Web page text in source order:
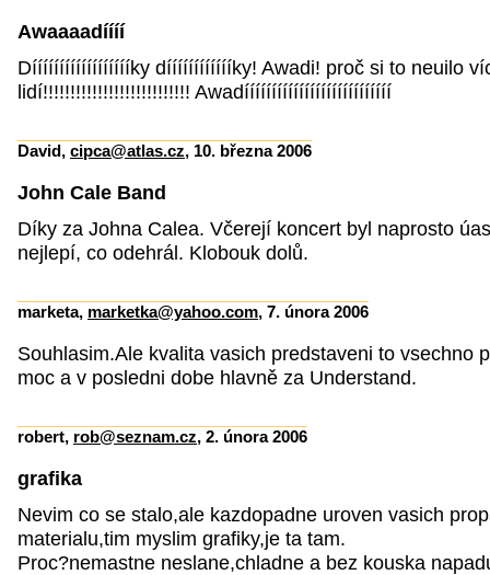
Awaaaadíííí
Dííííííííííííííííííky dííííííííííííky! Awadi! proč si to neuilo
lidí!!!!!!!!!!!!!!!!!!!!!!!!!!! Awadííííííííííííííííííííííííííí
David, cipca@atlas.cz, 10. března 2006
John Cale Band
Díky za Johna Calea. Včerejí koncert byl naprosto
nejlepí, co odehrál. Klobouk dolů.
marketa, marketka@yahoo.com, 7. února 2006
Souhlasim.Ale kvalita vasich predstaveni to vsechno
moc a v posledni dobe hlavně za Understand.
robert, rob@seznam.cz, 2. února 2006
grafika
Nevim co se stalo,ale kazdopadne uroven vasich
materialu,tim myslim grafiky,je ta tam.
Proc?nemastne neslane,chladne a bez kouska